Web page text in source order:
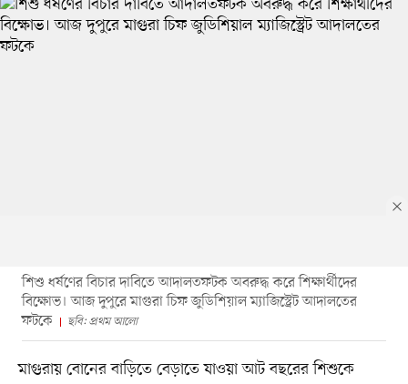
শিশু ধর্ষণের বিচার দাবিতে আদালতফটক অবরুদ্ধ করে শিক্ষার্থীদের
বিক্ষোভ। আজ দুপুরে মাগুরা চিফ জুডিশিয়াল ম্যাজিস্ট্রেট আদালতের
ফটকে
ছবি: প্রথম আলো
মাগুরায় বোনের বাড়িতে বেড়াতে যাওয়া আট বছরের শিশুকে